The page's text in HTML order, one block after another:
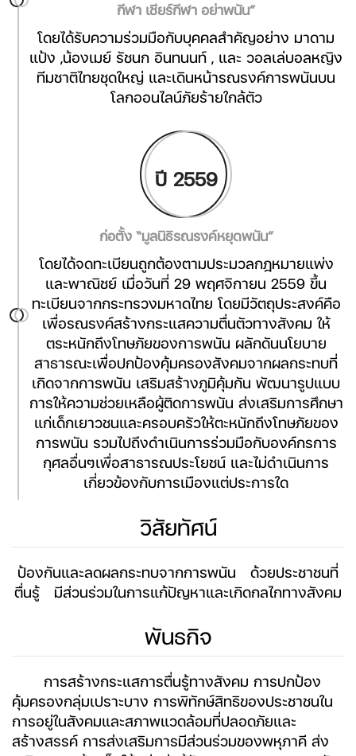
กีฬา เชียร์กีฬา อย่าพนัน”
โดยได้รับความร่วมมือกับบุคคลสำคัญอย่าง มาดาม
แป้ง ,น้องเมย์ รัชนก อินทนนท์ , และ วอลเล่บอลหญิง
ทีมชาติไทยชุดใหญ่ และเดินหน้ารณรงค์การพนันบน
โลกออนไลน์ภัยร้ายใกล้ตัว
ปี 2559
ก่อตั้ง “มูลนิธิรณรงค์หยุดพนัน”
โดยได้จดทะเบียนถูกต้องตามประมวลกฎหมายแพ่ง
และพาณิชย์ เมื่อวันที่ 29 พฤศจิกายน 2559 ขึ้น
ทะเบียนจากกระทรวงมหาดไทย โดยมีวัตถุประสงค์คือ
เพื่อรณรงค์สร้างกระแสความตื่นตัวทางสังคม ให้
ตระหนักถึงโทษภัยของการพนัน ผลักดันนโยบาย
สาธารณะเพื่อปกป้องคุ้มครองสังคมจากผลกระทบที่
เกิดจากการพนัน เสริมสร้างภูมิคุ้มกัน พัฒนารูปแบบ
การให้ความช่วยเหลือผู้ติดการพนัน ส่งเสริมการศึกษา
แก่เด็กเยาวชนและครอบครัวให้ตะหนักถึงโทษภัยของ
การพนัน รวมไปถึงดำเนินการร่วมมือกับองค์กรการ
กุศลอื่นๆเพื่อสาธารณประโยชน์ และไม่ดำเนินการ
เกี่ยวข้องกับการเมืองแต่ประการใด
วิสัยทัศน์
ป้องกันและลดผลกระทบจากการพนัน ด้วยประชาชนที่
ตื่นรู้ มีส่วนร่วมในการแก้ปัญหาและเกิดกลไกทางสังคม
พันธกิจ
การสร้างกระแสการตื่นรู้ทางสังคม การปกป้อง
คุ้มครองกลุ่มเปราะบาง การพิทักษ์สิทธิของประชาชนใน
การอยู่ในสังคมและสภาพแวดล้อมที่ปลอดภัยและ
สร้างสรรค์ การส่งเสริมการมีส่วนร่วมของพหุภาคี ส่ง